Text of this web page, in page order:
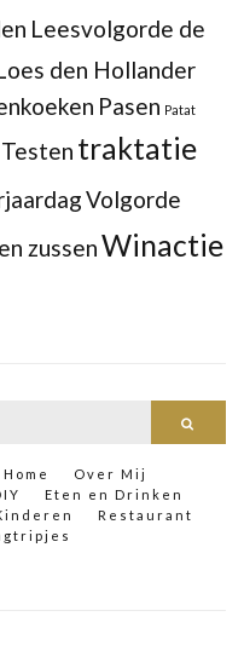
Leesvolgorde de
den Hollander
Pasen Patat
Testen traktatie
Volgorde
zussenWinactie
Home
Over Mij
Eten en Drinken
Restaurant